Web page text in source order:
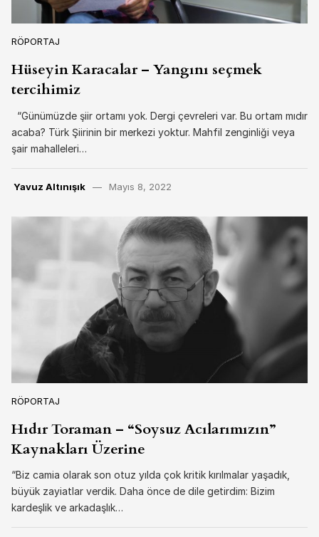
RÖPORTAJ
Hüseyin Karacalar – Yangını seçmek
tercihimiz
“Günümüzde şiir ortamı yok. Dergi çevreleri var. Bu ortam mıdır
acaba? Türk Şiirinin bir merkezi yoktur. Mahfil zenginliği veya
şair mahalleleri…
Yavuz Altınışık Mayıs 8, 2022
RÖPORTAJ
Hıdır Toraman – “Soysuz Acılarımızın”
Kaynakları Üzerine
“Biz camia olarak son otuz yılda çok kritik kırılmalar yaşadık,
büyük zayiatlar verdik. Daha önce de dile getirdim: Bizim
kardeşlik ve arkadaşlık…